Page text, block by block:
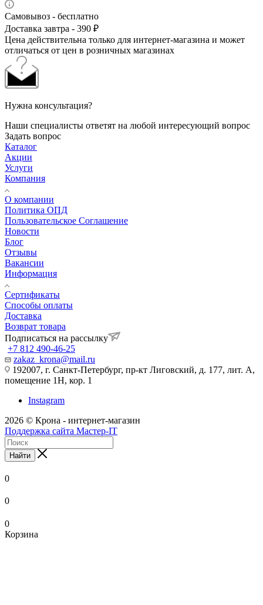
Самовывоз - бесплатно
Доставка завтра - 390 ₽
Цена действительна только для интернет-магазина и может
отличаться от цен в розничных магазинах
Нужна консультация?
Наши специалисты ответят на любой интересующий вопрос
Задать вопрос
Каталог
Акции
Услуги
Компания
О компании
Политика ОПД
Пользовательское Соглашение
Новости
Блог
Отзывы
Вакансии
Информация
Сертификаты
Способы оплаты
Доставка
Возврат товара
Подписаться на рассылку
+7 812 490-46-25
zakaz_krona@mail.ru
192007, г. Санкт-Петербург, пр-кт Лиговский, д. 177, лит. А,
помещение 1Н, кор. 1
Instagram
2026 © Крона - интернет-магазин
Поддержка сайта Мастер-IT
Найти
0
0
0
Корзина